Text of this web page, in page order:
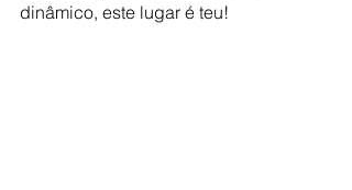
dinâmico, este lugar é teu!